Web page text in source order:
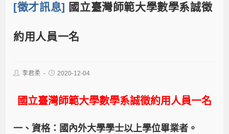
[徵才訊息] 國立臺灣師範大學數學系誠徵
約用人員一名
李君柔 2020-12-04
國立臺灣師範大學數學系誠徵約用人員一名
一、資格：國內外大學學士以上學位畢業者。